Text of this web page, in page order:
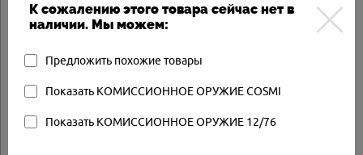
К сожалению этого товара сейчас нет в
наличии. Мы можем:
Предложить похожие товары
Показать КОМИССИОННОЕ ОРУЖИЕ COSMI
Показать КОМИССИОННОЕ ОРУЖИЕ 12/76
SONS 12/70